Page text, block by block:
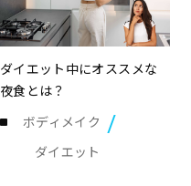
ダイエット中にオススメな
夜食とは？
ボディメイク
ダイエット